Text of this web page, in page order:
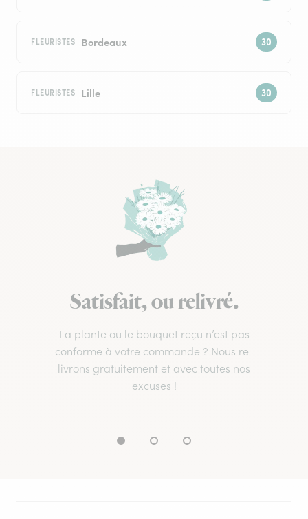
FLEURISTES Bordeaux
FLEURISTES Lille
Satisfait, ou relivré.
La plante ou le bouquet reçu n’est pas
conforme à votre commande ? Nous re-
livrons gratuitement et avec toutes nos
excuses !